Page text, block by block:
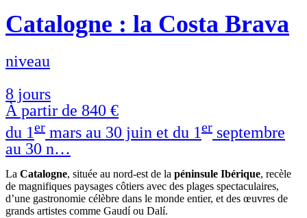
Catalogne : la Costa Brava
niveau
8 jours
À partir de 840 €
du 1er mars au 30 juin et du 1er septembre
au 30 n…
La Catalogne, située au nord-est de la péninsule Ibérique, recèle
de magnifiques paysages côtiers avec des plages spectaculaires,
d’une gastronomie célèbre dans le monde entier, et des œuvres de
grands artistes comme Gaudí ou Dalí.